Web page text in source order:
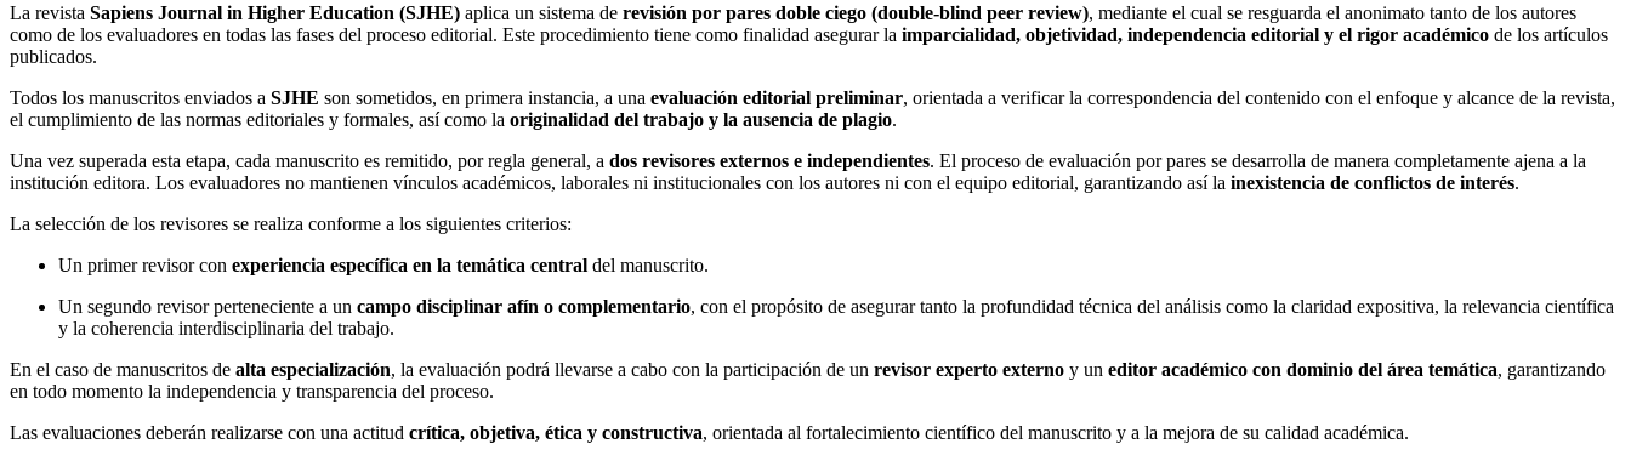
La revista Sapiens Journal in Higher Education (SJHE) aplica un sistema de revisión por pares doble ciego (double-blind peer review), mediante el cual se resguarda el anonimato tanto de los autores
como de los evaluadores en todas las fases del proceso editorial. Este procedimiento tiene como finalidad asegurar la imparcialidad, objetividad, independencia editorial y el rigor académico de los artículos
publicados.
Todos los manuscritos enviados a SJHE son sometidos, en primera instancia, a una evaluación editorial preliminar, orientada a verificar la correspondencia del contenido con el enfoque y alcance de la revista,
el cumplimiento de las normas editoriales y formales, así como la originalidad del trabajo y la ausencia de plagio.
Una vez superada esta etapa, cada manuscrito es remitido, por regla general, a dos revisores externos e independientes. El proceso de evaluación por pares se desarrolla de manera completamente ajena a la
institución editora. Los evaluadores no mantienen vínculos académicos, laborales ni institucionales con los autores ni con el equipo editorial, garantizando así la inexistencia de conflictos de interés.
La selección de los revisores se realiza conforme a los siguientes criterios:
Un primer revisor con experiencia específica en la temática central del manuscrito.
Un segundo revisor perteneciente a un campo disciplinar afín o complementario, con el propósito de asegurar tanto la profundidad técnica del análisis como la claridad expositiva, la relevancia científica
y la coherencia interdisciplinaria del trabajo.
En el caso de manuscritos de alta especialización, la evaluación podrá llevarse a cabo con la participación de un revisor experto externo y un editor académico con dominio del área temática, garantizando
en todo momento la independencia y transparencia del proceso.
Las evaluaciones deberán realizarse con una actitud crítica, objetiva, ética y constructiva, orientada al fortalecimiento científico del manuscrito y a la mejora de su calidad académica.